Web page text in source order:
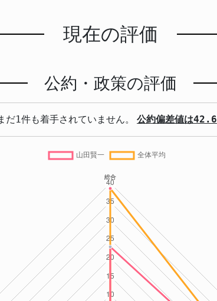
現在の評価
公約・政策の評価
1件も着手されていません。 公約偏差値は42.6